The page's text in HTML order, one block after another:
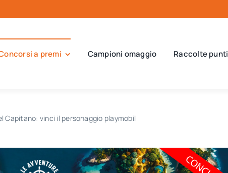
a premi Campioni omaggio Raccolte punti
Capitano: vinci il personaggio playmobil